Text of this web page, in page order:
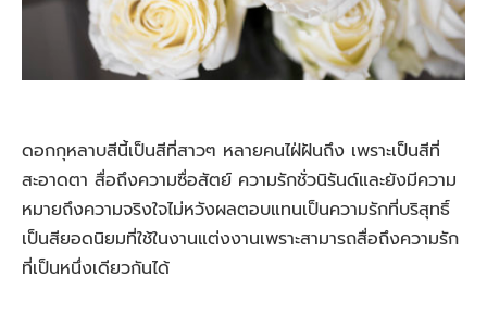
ดอกกุหลาบสีนี้เป็นสีที่สาวๆ หลายคนไฝ่ฝันถึง เพราะเป็นสีที่
สะอาดตา สื่อถึงความซื่อสัตย์ ความรักชั่วนิรันด์และยังมีความ
หมายถึงความจริงใจไม่หวังผลตอบแทนเป็นความรักที่บริสุทธิ์
เป็นสียอดนิยมที่ใช้ในงานแต่งงานเพราะสามารถสื่อถึงความรัก
ที่เป็นหนึ่งเดียวกันได้